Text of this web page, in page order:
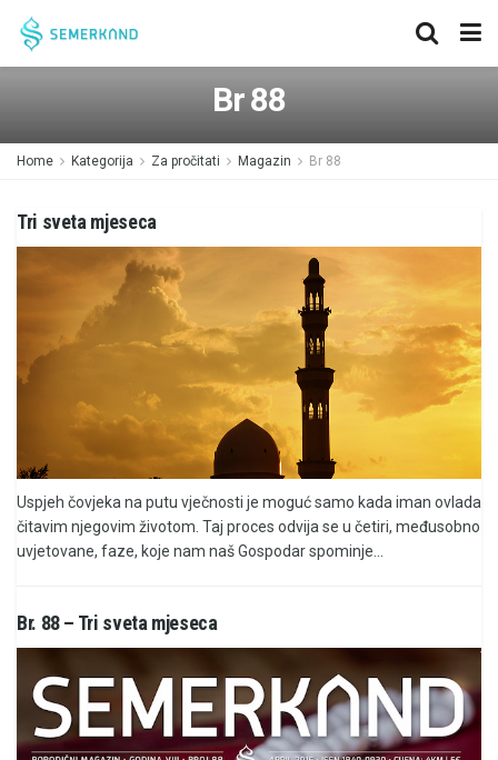
Br 88
Home Kategorija Za pročitati Magazin Br 88
Tri sveta mjeseca
Uspjeh čovjeka na putu vječnosti je moguć samo kada iman ovlada
čitavim njegovim životom. Taj proces odvija se u četiri, međusobno
uvjetovane, faze, koje nam naš Gospodar spominje...
Br. 88 – Tri sveta mjeseca